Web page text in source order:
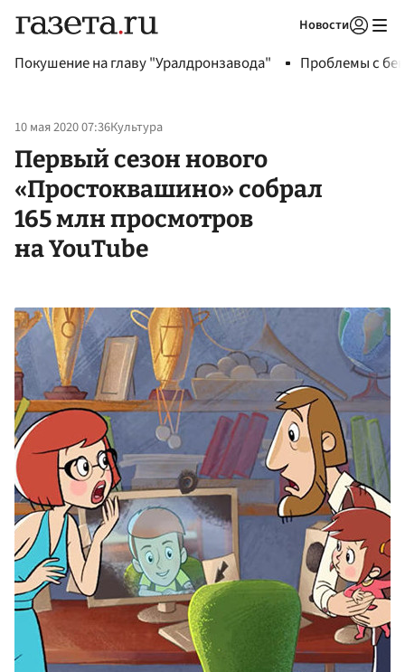
Новости
Покушение на главу "Уралдронзавода" Проблемы с
10 мая 2020 07:36Культура
Первый сезон нового
«Простоквашино» собрал
165 млн просмотров
на YouTube